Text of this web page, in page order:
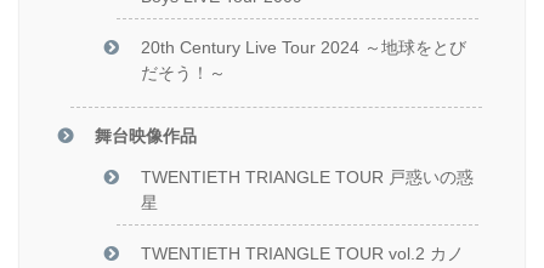
20th Century Live Tour 2024 ～地球をとび
だそう！～
舞台映像作品
TWENTIETH TRIANGLE TOUR 戸惑いの惑
星
TWENTIETH TRIANGLE TOUR vol.2 カノ